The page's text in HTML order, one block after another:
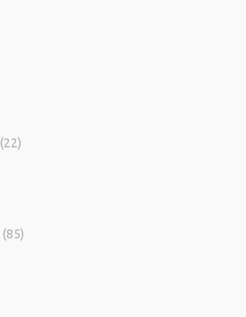
(22)
(85)